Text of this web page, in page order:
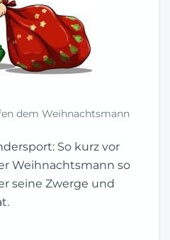
dem Weihnachtsmann
So kurz vor
Weihnachtsmann so
seine Zwerge und